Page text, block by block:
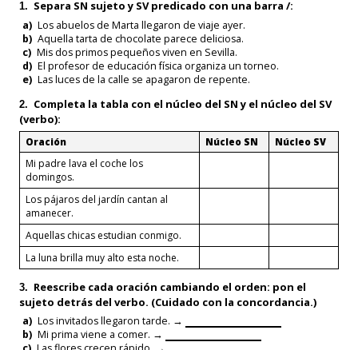
1. Separa SN sujeto y SV predicado con una barra /:
a) Los abuelos de Marta llegaron de viaje ayer.
b) Aquella tarta de chocolate parece deliciosa.
c) Mis dos primos pequeños viven en Sevilla.
d) El profesor de educación física organiza un torneo.
e) Las luces de la calle se apagaron de repente.
2. Completa la tabla con el núcleo del SNy el núcleo del SV
(verbo):
Oración Núcleo SN Núcleo SV
Mi padre lava el coche los
domingos.
Los pájaros del jardín cantan al
amanecer.
Aquellas chicas estudian conmigo.
La luna brilla muy alto esta noche.
3. Reescribe cada oración cambiando el orden: pon el
sujeto detrás del verbo. (Cuidado con la concordancia.)
a) Los invitados llegaron tarde. →
b) Mi prima viene a comer. →